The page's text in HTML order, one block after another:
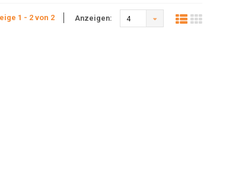
1 - 2 von 2 Anzeigen: 4